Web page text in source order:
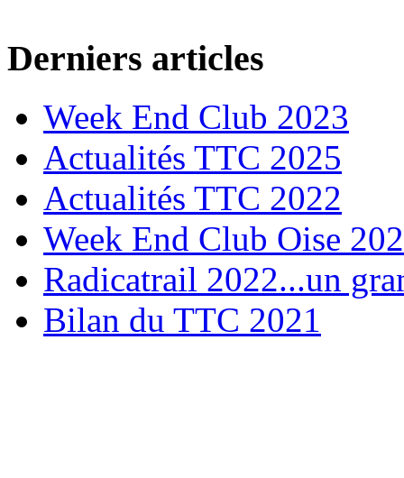
Derniers articles
Week End Club 2023
Actualités TTC 2025
Actualités TTC 2022
Week End Club Oise
Radicatrail 2022...un
Bilan du TTC 2021